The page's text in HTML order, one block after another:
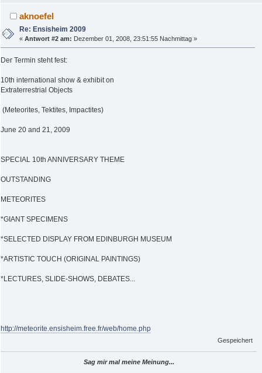
aknoefel
Re: Ensisheim 2009
«Antwort #2 am: Dezember 01, 2008, 23:51:55 Nachmittag »
Der Termin steht fest:
10th international show & exhibit on
Extraterrestrial Objects
(Meteorites, Tektites, Impactites)
June 20 and 21, 2009
SPECIAL 10th ANNIVERSARY THEME
OUTSTANDING
METEORITES
*GIANT SPECIMENS
*SELECTED DISPLAY FROM EDINBURGH MUSEUM
*ARTISTIC TOUCH (ORIGINAL PAINTINGS)
*LECTURES, SLIDE-SHOWS, DEBATES...
http://meteorite.ensisheim.free.fr/web/home.php
Gespeichert
Sag mir mal meine Meinung...